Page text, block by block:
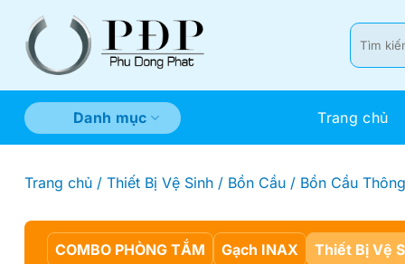
Tìm
kiếm:
Danh mục Trang chủ
Trang chủ / Thiết Bị Vệ Sinh / Bồn Cầu / Bồn Cầu
COMBO PHÒNG TẮM Gạch INAX Thiết Bị Vệ